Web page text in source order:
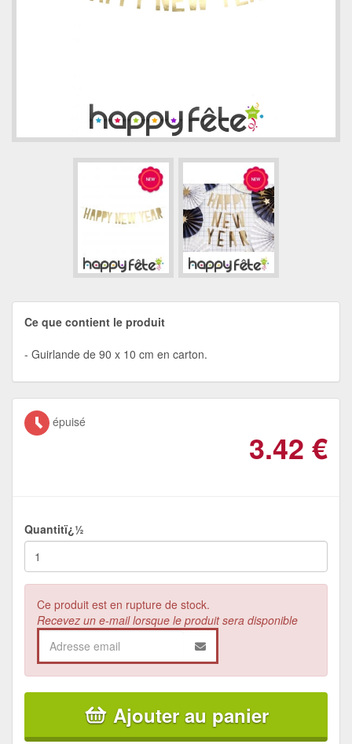
Ce que contient le produit
Guirlande de 90 x 10 cm en carton.
épuisé
3.42 €
Quantitï¿½
Ce produit est en rupture de stock.
Recevez un e-mail lorsque le produit sera disponible
Ajouter au panier